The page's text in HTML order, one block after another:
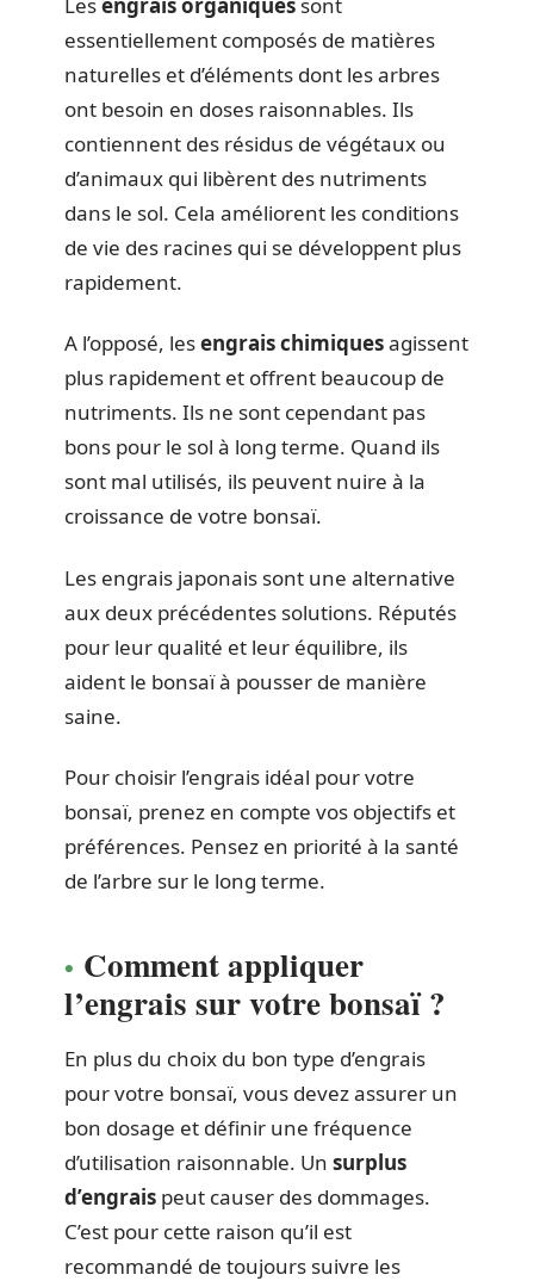
essentiellement composés de matières
naturelles et d’éléments dont les arbres
ont besoin en doses raisonnables. Ils
contiennent des résidus de végétaux ou
d’animaux qui libèrent des nutriments
dans le sol. Cela améliorent les conditions
de vie des racines qui se développent plus
rapidement.
A l’opposé, lesengrais chimiquesagissent
plus rapidement et offrent beaucoup de
nutriments. Ils ne sont cependant pas
bons pour le sol à long terme. Quand ils
sont mal utilisés, ils peuvent nuire à la
croissance de votre bonsaï.
Les engrais japonais sont une alternative
aux deux précédentes solutions. Réputés
pour leur qualité et leur équilibre, ils
aident le bonsaï à pousser de manière
saine.
Pour choisir l’engrais idéal pour votre
bonsaï, prenez en compte vos objectifs et
préférences. Pensez en priorité à la santé
de l’arbre sur le long terme.
Comment appliquer
l’engrais sur votre bonsaï ?
En plus du choix du bon type d’engrais
pour votre bonsaï, vous devez assurer un
bon dosage et définir une fréquence
d’utilisation raisonnable. Un surplus
d’engrais peut causer des dommages.
C’est pour cette raison qu’il est
recommandé de toujours suivre les